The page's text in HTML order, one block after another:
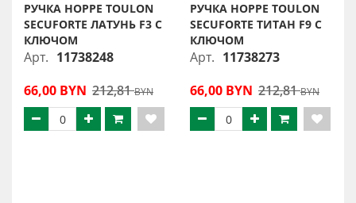
РУЧКА HOPPE TOULON
SECUFORTE ЛАТУНЬ F3 С
КЛЮЧОМ
Арт. 11738248
66,00 BYN 212,81BYN
РУЧКА HOPPE TOULON
SECUFORTE ТИТАН F9 С
КЛЮЧОМ
Арт. 11738273
66,00 BYN 212,81BYN